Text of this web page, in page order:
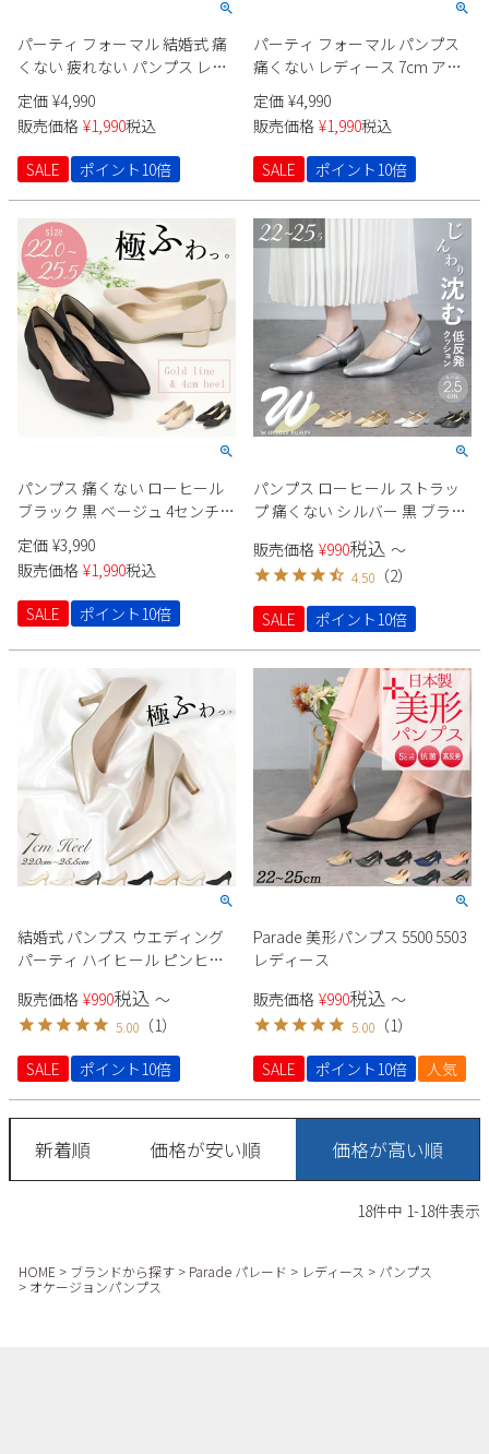
パーティ フォーマル 結婚式 痛
くない 疲れない パンプス レデ
ィース 6.5cm ドレス アーモン
ドトゥ 極ふわっ 太ヒール ロー
ヒール ラメヒール Parade
24015
定価 ¥4,990
販売価格 ¥1,990税込
SALE
ポイント10倍
パーティ フォーマル パンプス
痛くない レディース 7cm アー
モンドトゥ 極ふわっ ドレス ハ
イヒール ラメヒール キラキラ
Parade 24014
定価 ¥4,990
販売価格 ¥1,990税込
SALE
ポイント10倍
パンプス 痛くない ローヒール
ブラック 黒 ベージュ 4センチ
太ヒール セレモニー パーティ
ー ポインテッドトゥ 飾り 22095
Vカット 極ふわっ Parade
定価 ¥3,990
販売価格 ¥1,990税込
SALE
ポイント10倍
パンプス ローヒール ストラッ
プ 痛くない シルバー 黒 ブラッ
レディース ポインテッド ヒー
ル2cm Parade 23070
販売価格 ¥990税込 〜
4.50 （2）
SALE
ポイント10倍
結婚式 パンプス ウエディング
パーティ ハイヒール ピンヒー
22091 ラメ スエード 生地 極ふ
わっ Parade シンプル きれいめ
セレモニー オケージョン
販売価格 ¥990税込 〜
5.00 （1）
SALE
ポイント10倍
Parade 美形パンプス 5500 5503
レディース
販売価格 ¥990税込 〜
5.00 （1）
SALE
ポイント10倍 人気
新着順 価格が安い順 価格が高い順
18件中 1-18件表示
HOME ブランドから探す Parade パレード レディース
パンプス
オケージョンパンプス